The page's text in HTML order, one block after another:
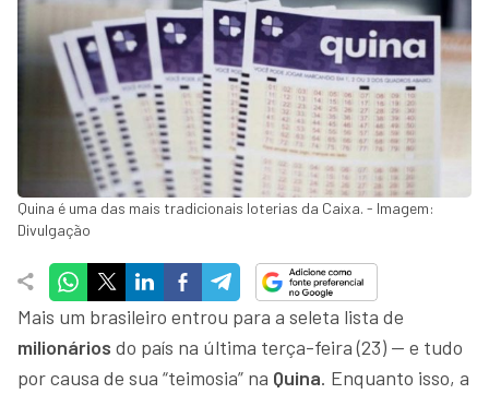
Quina é uma das mais tradicionais loterias da Caixa. - Imagem:
Divulgação
Mais um brasileiro entrou para a seleta lista de
milionários do país na última terça-feira (23) — e tudo
por causa de sua “teimosia” na Quina. Enquanto isso, a